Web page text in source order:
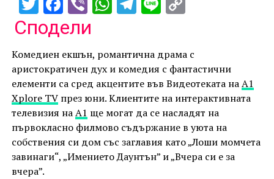
Сподели
Комедиен екшън, романтична драма с
аристократичен дух и комедия с фантастични
елементи са сред акцентите във Видеотеката наА1
Xplore TVпрез юни. Клиентите на интерактивната
телевизия наА1 ще могат да се насладят на
първокласно филмово съдържание в уюта на
собствения си дом със заглавия като „Лоши момчета
завинаги“, „Имението Даунтън” и „Вчера си е за
вчера”.